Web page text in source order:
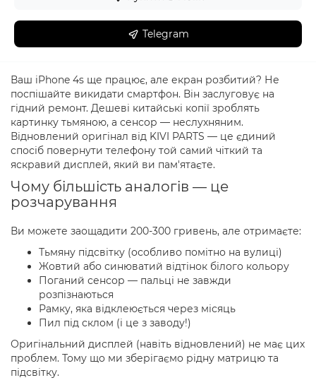
Telegram
Ваш iPhone 4s ще працює, але екран розбитий? Не
поспішайте викидати смартфон. Він заслуговує на
гідний ремонт. Дешеві китайські копії зроблять
картинку тьмяною, а сенсор — неслухняним.
Відновлений оригінал від KIVI PARTS — це єдиний
спосіб повернути телефону той самий чіткий та
яскравий дисплей, який ви пам'ятаєте.
Чому більшість аналогів — це
розчарування
Ви можете заощадити 200-300 гривень, але отримаєте:
Тьмяну підсвітку (особливо помітно на вулиці)
Жовтий або синюватий відтінок білого кольору
Поганий сенсор — пальці не завжди
розпізнаються
Рамку, яка відклеюється через місяць
Пил під склом (і це з заводу!)
Оригінальний дисплей (навіть відновлений) не має цих
проблем. Тому що ми зберігаємо рідну матрицю та
підсвітку.